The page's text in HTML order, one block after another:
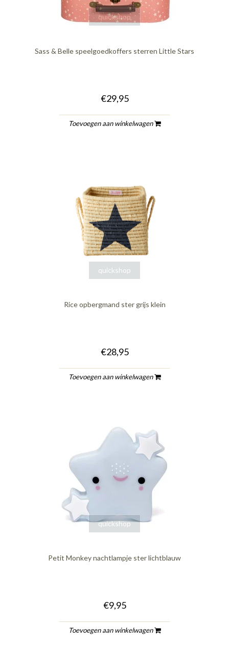
quickshop
Sass & Belle speelgoedkoffers sterren Little Stars
€29,95
Toevoegen aan winkelwagen
quickshop
Rice opbergmand ster grijs klein
€28,95
Toevoegen aan winkelwagen
quickshop
Petit Monkey nachtlampje ster lichtblauw
€9,95
Toevoegen aan winkelwagen